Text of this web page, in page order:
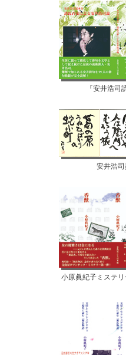
『安井浩司
安井浩
小原眞紀子ミステリ